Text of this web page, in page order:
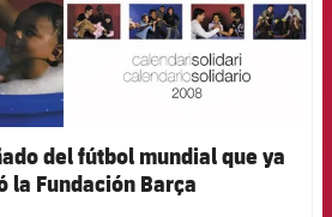
del fútbol mundial que ya
la Fundación Barça